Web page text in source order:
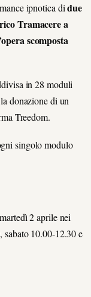
ipnotica didue
Tramacere a
scomposta
in 28 moduli
donazione di un
Treedom.
singolo modulo
2 aprile nei
sabato 10.00-12.30 e